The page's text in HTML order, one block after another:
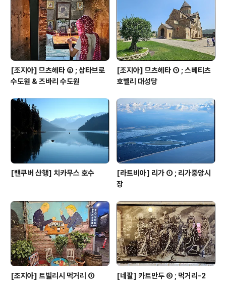
[조지아] 므츠헤타 ② ; 삼타브로
수도원 & 즈바리 수도원
[조지아] 므츠헤타 ① ; 스베티츠
호벨리 대성당
[밴쿠버 산행] 치카무스 호수
[라트비아] 리가 ① ; 리가중앙시
장
[조지아] 트빌리시 먹거리 ① [네팔] 카트만두 ⑥ ; 먹거리-2